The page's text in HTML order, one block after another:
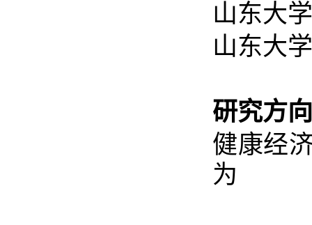
山东大
山东大
研究方
健康经
为